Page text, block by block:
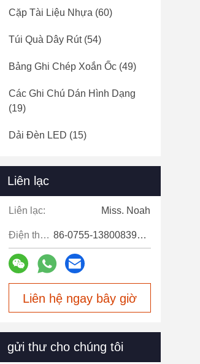
Cặp Tài Liệu Nhựa (60)
Túi Quà Dây Rút(54)
Bảng Ghi Chép Xoắn Ốc (49)
Các Ghi Chú Dán Hình Dạng
(19)
Dải Đèn LED (15)
Liên lạc
Liên lạc: Miss. Noah
Điện thoại: 86-0755-13800839500
Liên hệ ngay bây giờ
gửi thư cho chúng tôi